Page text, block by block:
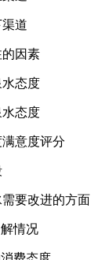
道
道
的因素
水态度
水态度
意度评分
要改进的方面
情况